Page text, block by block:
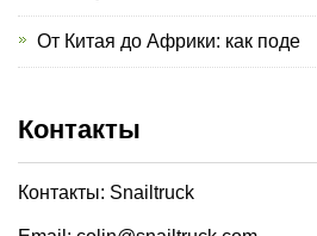
От Китая до Африки: как поде
Контакты
Контакты: Snailtruck